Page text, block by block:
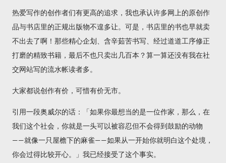
热爱写作的创作者们有更高的追求，我也承认许多网上的原创作
品与书店里的正规出版物不遑多让。可是，书店里的书也早就卖
不出去了啊！那些精心企划、含辛茹苦书写、经过道道工序修正
打磨的精致书籍，最后不也只卖出几百本？算一算还没有我在社
交网站写的流水帐读者多。
大家都说创作有价，可惜有价无市。
引用一段奥威尔的话：「如果你最想当的是一位作家，那么，在
我们这个社会，你就是一头可以被容忍但不会得到鼓励的动物
——就像一只屋檐下的麻雀——如果从一开始你就明白这个处境，
你会过得比较开心。」我已经接受了这个事实。